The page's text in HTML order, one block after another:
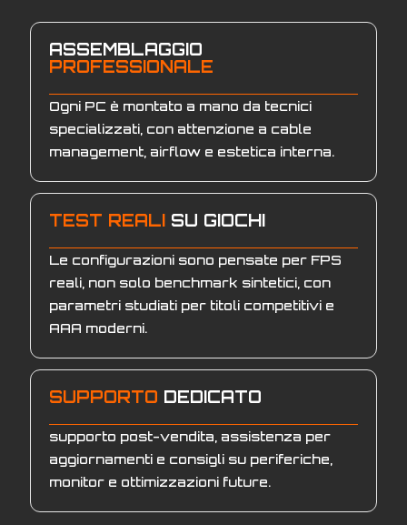
ASSEMBLAGGIO
PROFESSIONALE
Ogni PC è montato a mano da tecnici
specializzati, con attenzione a cable
management, airflow e estetica interna.
TEST REALI SU GIOCHI
Le configurazioni sono pensate per FPS
reali, non solo benchmark sintetici, con
parametri studiati per titoli competitivi e
AAA moderni.
SUPPORTO DEDICATO
supporto post-vendita, assistenza per
aggiornamenti e consigli su periferiche,
monitor e ottimizzazioni future.